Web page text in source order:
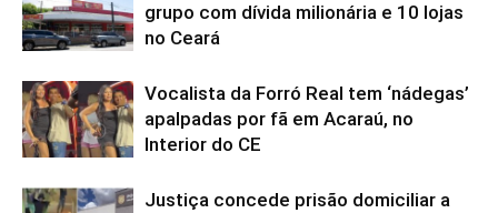
grupo com dívida milionária e 10 lojas
no Ceará
Vocalista da Forró Real tem ‘nádegas’
apalpadas por fã em Acaraú, no
Interior do CE
Justiça concede prisão domiciliar a